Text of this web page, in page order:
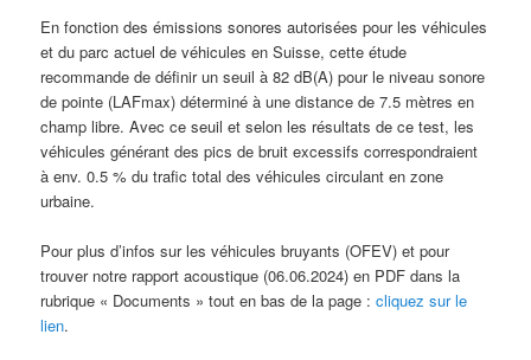
En fonction des émissions sonores autorisées pour les véhicules
et du parc actuel de véhicules en Suisse, cette étude
recommande de définir un seuil à 82 dB(A) pour le niveau sonore
de pointe (LAFmax) déterminé à une distance de 7.5 mètres en
champ libre. Avec ce seuil et selon les résultats de ce test, les
véhicules générant des pics de bruit excessifs correspondraient
à env. 0.5 % du trafic total des véhicules circulant en zone
urbaine.
Pour plus d’infos sur les véhicules bruyants (OFEV) et pour
trouver notre rapport acoustique (06.06.2024) en PDF dans la
rubrique « Documents » tout en bas de la page :cliquez sur le
lien.